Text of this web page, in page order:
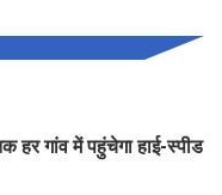
हर गांव में पहुंचेगा हाई-स्पीड